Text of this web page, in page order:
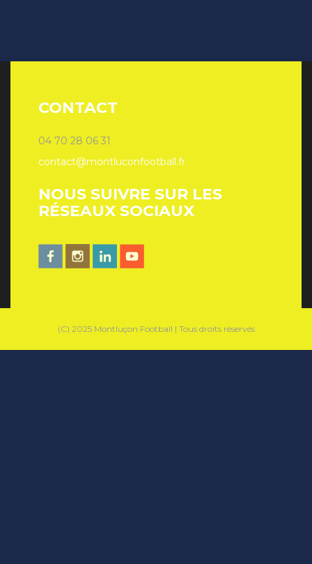
CONTACT
04 70 28 06 31
contact@montluconfootball.fr
NOUS SUIVRE SUR LES
RÉSEAUX SOCIAUX
(C) 2025 Montluçon Football | Tous droits réservés